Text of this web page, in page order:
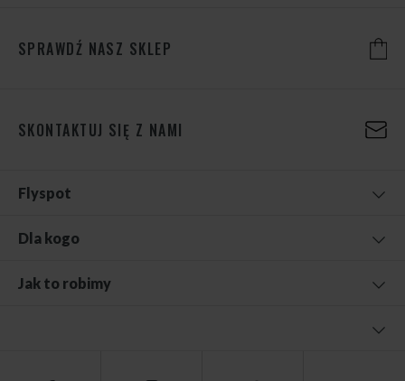
SPRAWDŹ NASZ SKLEP
SKONTAKTUJ SIĘ Z NAMI
Flyspot
Dla kogo
Jak to robimy